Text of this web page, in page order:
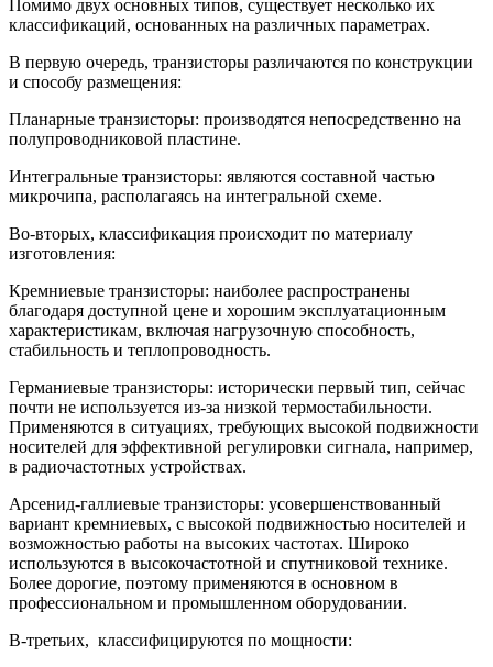
Помимо двух основных типов, существует несколько их
классификаций, основанных на различных параметрах.
В первую очередь, транзисторы различаются по конструкции
и способу размещения:
Планарные транзисторы: производятся непосредственно на
полупроводниковой пластине.
Интегральные транзисторы: являются составной частью
микрочипа, располагаясь на интегральной схеме.
Во-вторых, классификация происходит по материалу
изготовления:
Кремниевые транзисторы: наиболее распространены
благодаря доступной цене и хорошим эксплуатационным
характеристикам, включая нагрузочную способность,
стабильность и теплопроводность.
Германиевые транзисторы: исторически первый тип, сейчас
почти не используется из-за низкой термостабильности.
Применяются в ситуациях, требующих высокой подвижности
носителей для эффективной регулировки сигнала, например,
в радиочастотных устройствах.
Арсенид-галлиевые транзисторы: усовершенствованный
вариант кремниевых, с высокой подвижностью носителей и
возможностью работы на высоких частотах. Широко
используются в высокочастотной и спутниковой технике.
Более дорогие, поэтому применяются в основном в
профессиональном и промышленном оборудовании.
В-третьих, классифицируются по мощности: